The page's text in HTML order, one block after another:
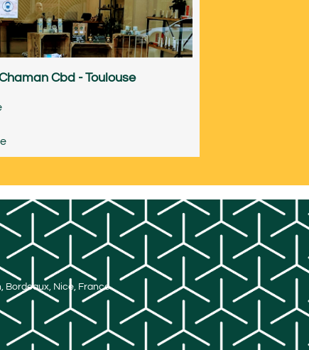
Cbd - Toulouse
Bordeaux, Nice, France